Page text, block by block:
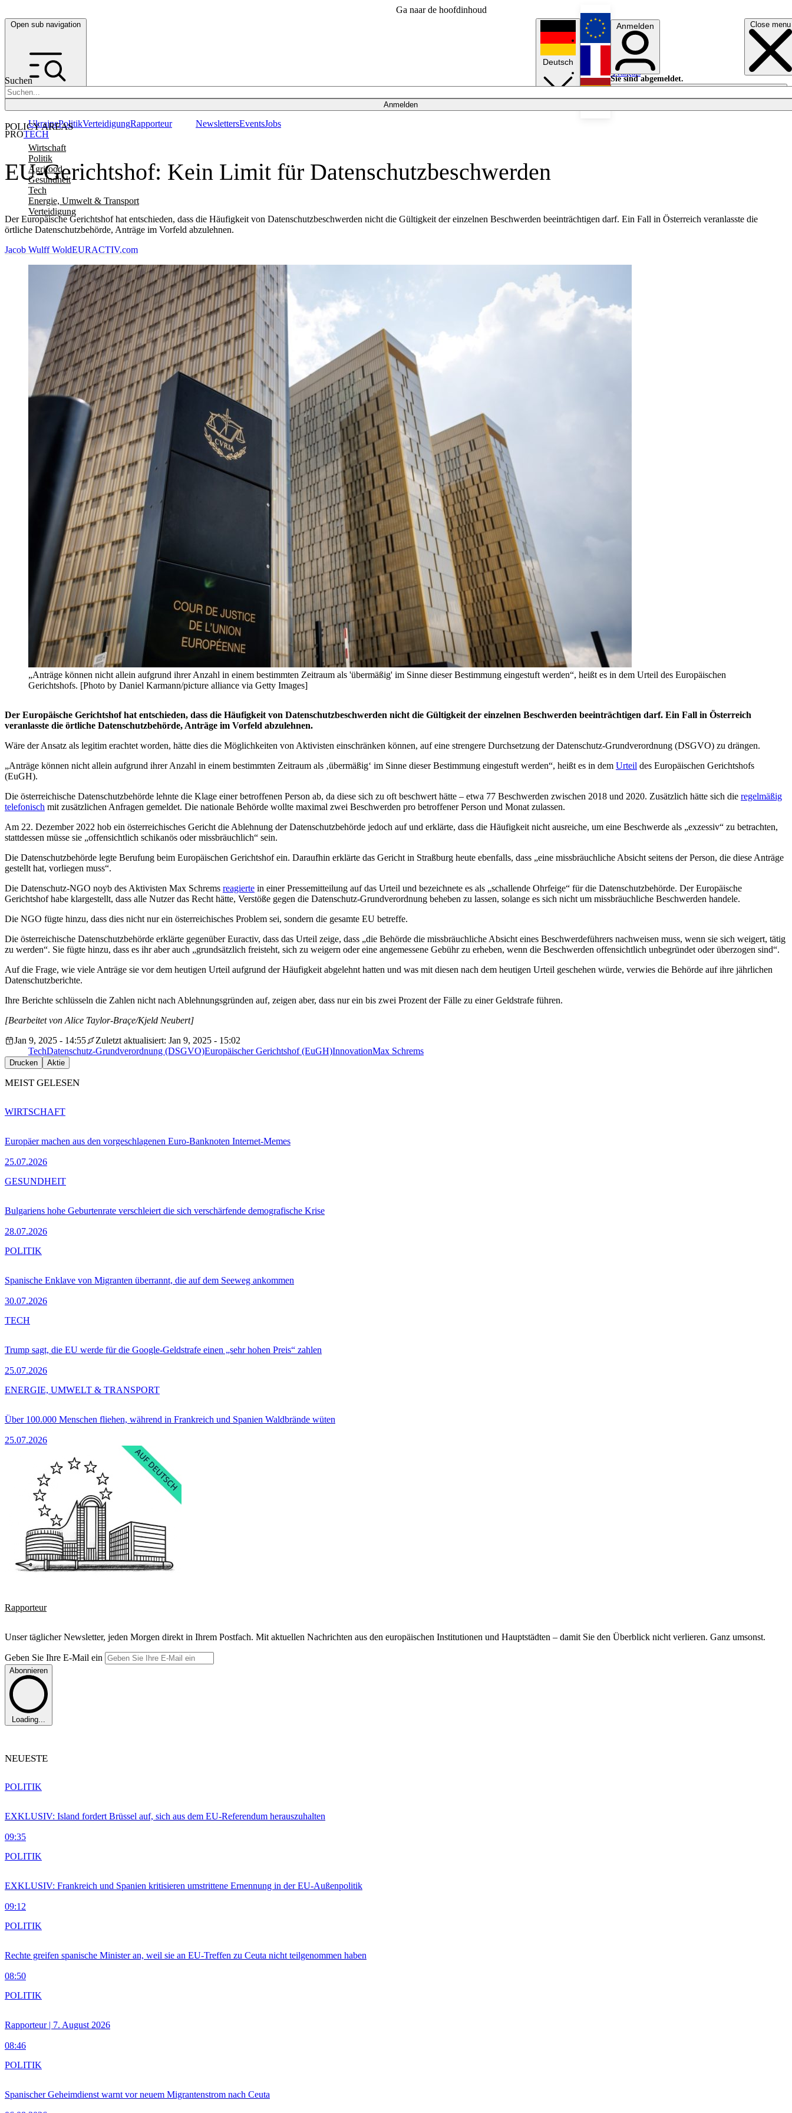
Ga naar de hoofdinhoud
Open sub navigation Close menu
Suchen
Anmelden
POLICY AREAS
Wirtschaft
Politik
Agrifood
Gesundheit
Tech
Energie, Umwelt & Transport
Verteidigung
UkrainePolitikVerteidigungRapporteur NewslettersEventsJobs
Deutsch
English
Français
Anmelden
Sie sind abgemeldet.
Anmelden
Licht aus
EU-Gerichtshof: Kein Limit für Datenschutzbeschwerden
Der Europäische Gerichtshof hat entschieden, dass die Häufigkeit von Datenschutzbeschwerden nicht die Gültigkeit der einzelnen Beschwerden beeinträchtigen darf. Ein Fall in Österreich veranlasste die
örtliche Datenschutzbehörde, Anträge im Vorfeld abzulehnen.
PROTECH
Jacob Wulff WoldEURACTIV.com
„Anträge können nicht allein aufgrund ihrer Anzahl in einem bestimmten Zeitraum als 'übermäßig' im Sinne dieser Bestimmung eingestuft werden“, heißt es in dem Urteil des Europäischen
Gerichtshofs. [Photo by Daniel Karmann/picture alliance via Getty Images]
Der Europäische Gerichtshof hat entschieden, dass die Häufigkeit von Datenschutzbeschwerden nicht die Gültigkeit der einzelnen Beschwerden beeinträchtigen darf. Ein Fall in Österreich
veranlasste die örtliche Datenschutzbehörde, Anträge im Vorfeld abzulehnen.
Wäre der Ansatz als legitim erachtet worden, hätte dies die Möglichkeiten von Aktivisten einschränken können, auf eine strengere Durchsetzung der Datenschutz-Grundverordnung (DSGVO) zu drängen.
„Anträge können nicht allein aufgrund ihrer Anzahl in einem bestimmten Zeitraum als ‚übermäßig‘ im Sinne dieser Bestimmung eingestuft werden“, heißt es in dem Urteil des Europäischen Gerichtshofs
(EuGH).
Die österreichische Datenschutzbehörde lehnte die Klage einer betroffenen Person ab, da diese sich zu oft beschwert hätte – etwa 77 Beschwerden zwischen 2018 und 2020. Zusätzlich hätte sich die regelmäßig
telefonisch mit zusätzlichen Anfragen gemeldet. Die nationale Behörde wollte maximal zwei Beschwerden pro betroffener Person und Monat zulassen.
Am 22. Dezember 2022 hob ein österreichisches Gericht die Ablehnung der Datenschutzbehörde jedoch auf und erklärte, dass die Häufigkeit nicht ausreiche, um eine Beschwerde als „exzessiv“ zu betrachten,
stattdessen müsse sie „offensichtlich schikanös oder missbräuchlich“ sein.
Die Datenschutzbehörde legte Berufung beim Europäischen Gerichtshof ein. Daraufhin erklärte das Gericht in Straßburg heute ebenfalls, dass „eine missbräuchliche Absicht seitens der Person, die diese Anträge
gestellt hat, vorliegen muss“.
Die Datenschutz-NGO noyb des Aktivisten Max Schrems reagierte in einer Pressemitteilung auf das Urteil und bezeichnete es als „schallende Ohrfeige“ für die Datenschutzbehörde. Der Europäische
Gerichtshof habe klargestellt, dass alle Nutzer das Recht hätte, Verstöße gegen die Datenschutz-Grundverordnung beheben zu lassen, solange es sich nicht um missbräuchliche Beschwerden handele.
Die NGO fügte hinzu, dass dies nicht nur ein österreichisches Problem sei, sondern die gesamte EU betreffe.
Die österreichische Datenschutzbehörde erklärte gegenüber Euractiv, dass das Urteil zeige, dass „die Behörde die missbräuchliche Absicht eines Beschwerdeführers nachweisen muss, wenn sie sich weigert, tätig
zu werden“. Sie fügte hinzu, dass es ihr aber auch „grundsätzlich freisteht, sich zu weigern oder eine angemessene Gebühr zu erheben, wenn die Beschwerden offensichtlich unbegründet oder überzogen sind“.
Auf die Frage, wie viele Anträge sie vor dem heutigen Urteil aufgrund der Häufigkeit abgelehnt hatten und was mit diesen nach dem heutigen Urteil geschehen würde, verwies die Behörde auf ihre jährlichen
Datenschutzberichte.
Ihre Berichte schlüsseln die Zahlen nicht nach Ablehnungsgründen auf, zeigen aber, dass nur ein bis zwei Prozent der Fälle zu einer Geldstrafe führen.
[Bearbeitet von Alice Taylor-Braçe/Kjeld Neubert]
Jan 9, 2025 - 14:55
Zuletzt aktualisiert: Jan 9, 2025 - 15:02
TechDatenschutz-Grundverordnung (DSGVO)Europäischer Gerichtshof (EuGH)InnovationMax Schrems
Drucken Aktie
MEIST GELESEN
Europäer machen aus den vorgeschlagenen Euro-Banknoten Internet-Memes
25.07.2026
WIRTSCHAFT
Bulgariens hohe Geburtenrate verschleiert die sich verschärfende demografische Krise
28.07.2026
GESUNDHEIT
Spanische Enklave von Migranten überrannt, die auf dem Seeweg ankommen
30.07.2026
POLITIK
Trump sagt, die EU werde für die Google-Geldstrafe einen „sehr hohen Preis“ zahlen
25.07.2026
TECH
Über 100.000 Menschen fliehen, während in Frankreich und Spanien Waldbrände wüten
25.07.2026
ENERGIE, UMWELT & TRANSPORT
Rapporteur
Unser täglicher Newsletter, jeden Morgen direkt in Ihrem Postfach. Mit aktuellen Nachrichten aus den europäischen Institutionen und Hauptstädten – damit Sie den Überblick nicht verlieren. Ganz umsonst.
Geben Sie Ihre E-Mail ein
Abonnieren
Loading...
NEUESTE
EXKLUSIV: Island fordert Brüssel auf, sich aus dem EU-Referendum herauszuhalten
09:35
POLITIK
EXKLUSIV: Frankreich und Spanien kritisieren umstrittene Ernennung in der EU-Außenpolitik
09:12
POLITIK
Rechte greifen spanische Minister an, weil sie an EU-Treffen zu Ceuta nicht teilgenommen haben
08:50
POLITIK
Rapporteur | 7. August 2026
08:46
POLITIK
Spanischer Geheimdienst warnt vor neuem Migrantenstrom nach Ceuta
POLITIK